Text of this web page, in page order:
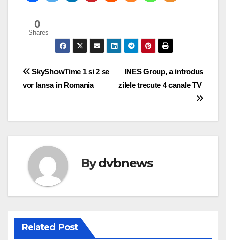
0
Shares
Post
INES Group, a introdus
zilele trecute 4 canale TV
SkyShowTime 1 si 2 se
vor lansa in Romania
Bydvbnews
Related Post